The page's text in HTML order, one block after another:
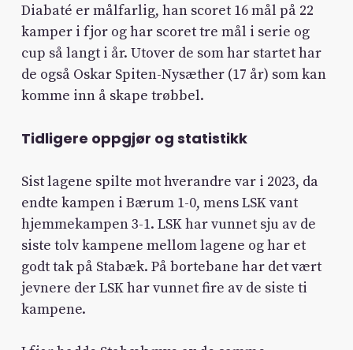
Diabaté er målfarlig, han scoret 16 mål på 22
kamper i fjor og har scoret tre mål i serie og
cup så langt i år. Utover de som har startet har
de også Oskar Spiten-Nysæther (17 år) som kan
komme inn å skape trøbbel.
Tidligere oppgjør og statistikk
Sist lagene spilte mot hverandre var i 2023, da
endte kampen i Bærum 1-0, mens LSK vant
hjemmekampen 3-1. LSK har vunnet sju av de
siste tolv kampene mellom lagene og har et
godt tak på Stabæk. På bortebane har det vært
jevnere der LSK har vunnet fire av de siste ti
kampene.